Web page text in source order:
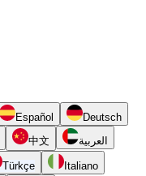
Español
Deutsch
中文 العربية
Türkçe
Italiano